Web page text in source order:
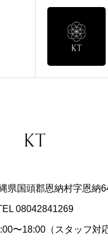
県国頭郡恩納村字恩納
08042841269
〜18:00（スタッフ対応